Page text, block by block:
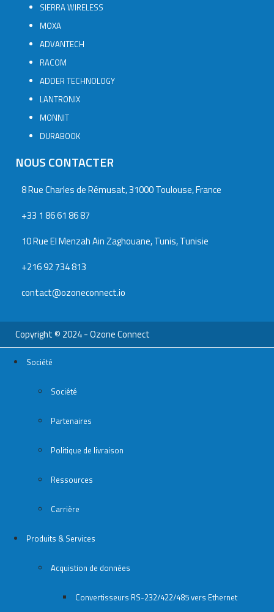
SIERRA WIRELESS
MOXA
ADVANTECH
RACOM
ADDER TECHNOLOGY
LANTRONIX
MONNIT
DURABOOK
NOUS CONTACTER
8 Rue Charles de Rémusat, 31000 Toulouse, France
+33 1 86 61 86 87
10 Rue El Menzah Ain Zaghouane, Tunis, Tunisie
+216 92 734 813
contact@ozoneconnect.io
Copyright © 2024 - Ozone Connect
Société
Société
Partenaires
Politique de livraison
Ressources
Carrière
Produits & Services
Acquistion de données
Convertisseurs RS-232/422/485 vers Ethernet